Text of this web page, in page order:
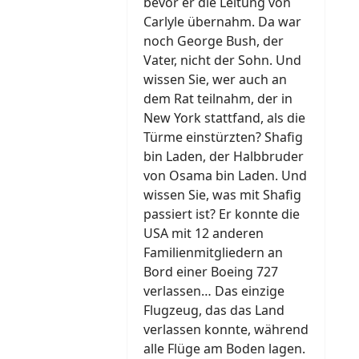
Carlyle übernahm. Da war
noch George Bush, der
Vater, nicht der Sohn. Und
wissen Sie, wer auch an
dem Rat teilnahm, der in
New York stattfand, als die
Türme einstürzten? Shafig
bin Laden, der Halbbruder
von Osama bin Laden. Und
wissen Sie, was mit Shafig
passiert ist? Er konnte die
USA mit 12 anderen
Familienmitgliedern an
Bord einer Boeing 727
verlassen… Das einzige
Flugzeug, das das Land
verlassen konnte, während
alle Flüge am Boden lagen.